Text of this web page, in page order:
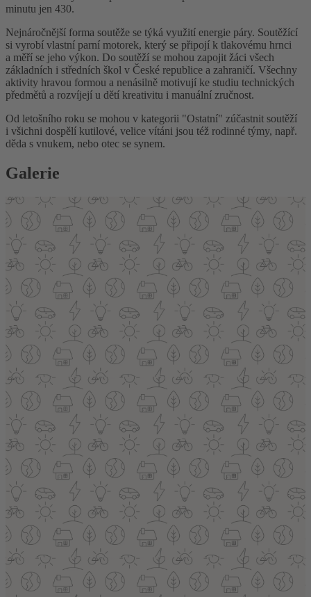
minutu jen 430.
Nejnáročnější forma soutěže se týká využití energie páry. Soutěžící
si vyrobí vlastní parní motorek, který se připojí k tlakovému hrnci
a měří se jeho výkon. Do soutěží se mohou zapojit žáci všech
základních i středních škol v České republice a zahraničí. Všechny
aktivity hravou formou a nenásilně motivují ke studiu technických
předmětů a rozvíjejí u dětí kreativitu i manuální zručnost.
Od letošního roku se mohou v kategorii "Ostatní" zúčastnit soutěží
i všichni dospělí kutilové, velice vítáni jsou též rodinné týmy, např.
děda s vnukem, nebo otec se synem.
Galerie